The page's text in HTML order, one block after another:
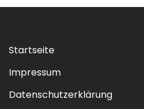
Startseite
Impressum
Datenschutzerklärung